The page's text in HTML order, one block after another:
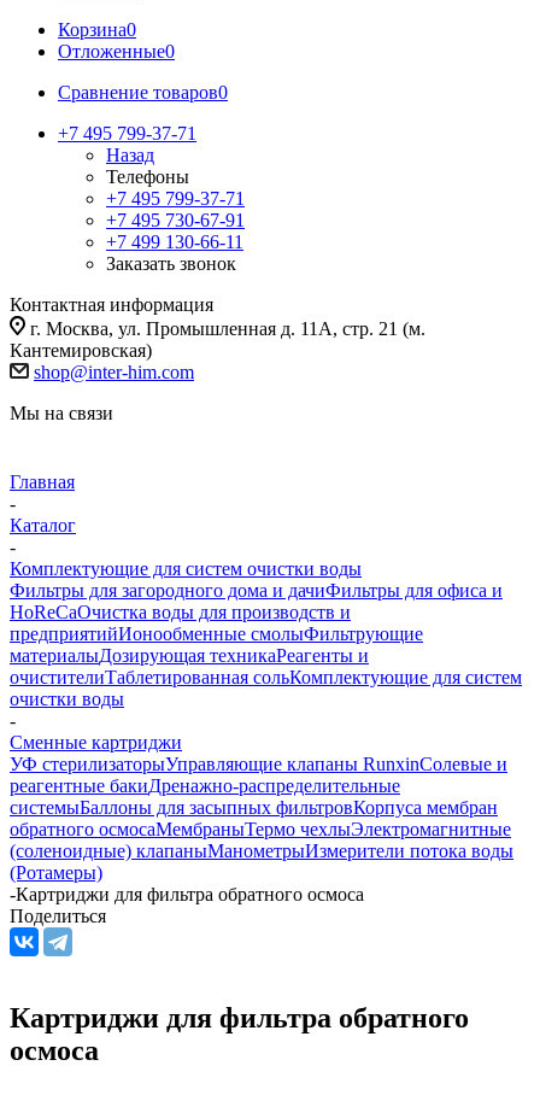
Корзина0
Отложенные0
Сравнение товаров0
+7 495 799-37-71
Назад
Телефоны
+7 495 799-37-71
+7 495 730-67-91
+7 499 130-66-11
Заказать звонок
Контактная информация
г. Москва, ул. Промышленная д. 11А, стр. 21 (м.
Кантемировская)
shop@inter-him.com
Мы на связи
Главная
-
Каталог
-
Комплектующие для систем очистки воды
Фильтры для загородного дома и дачиФильтры для офиса и
HoReCaОчистка воды для производств и
предприятийИонообменные смолыФильтрующие
материалыДозирующая техникаРеагенты и
очистителиТаблетированная сольКомплектующие для систем
очистки воды
-
Сменные картриджи
УФ стерилизаторыУправляющие клапаны RunxinСолевые и
реагентные бакиДренажно-распределительные
системыБаллоны для засыпных фильтровКорпуса мембран
обратного осмосаМембраныТермо чехлыЭлектромагнитные
(соленоидные) клапаныМанометрыИзмерители потока воды
(Ротамеры)
-Картриджи для фильтра обратного осмоса
Поделиться
Картриджи для фильтра обратного
осмоса